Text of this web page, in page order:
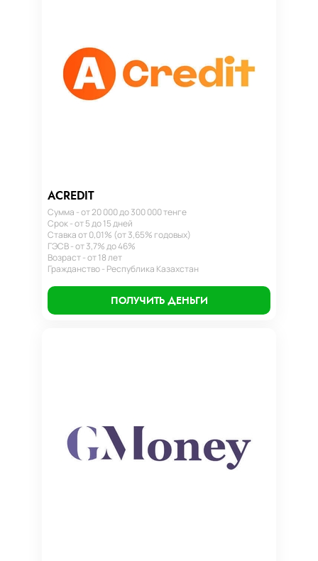
ACREDIT
Сумма - от 20 000 до 300 000 тенге
Срок - от 5 до 15 дней
Ставка от 0,01% (от 3,65% годовых)
ГЭСВ - от 3,7% до 46%
Возраст - от 18 лет
Гражданство - Республика Казахстан
ПОЛУЧИТЬ ДЕНЬГИ